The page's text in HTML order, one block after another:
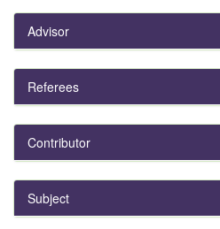
Advisor
Referees
Contributor
Subject